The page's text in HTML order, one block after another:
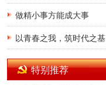
做精小事方能成大事
以青春之我，筑时代之基
特别推荐